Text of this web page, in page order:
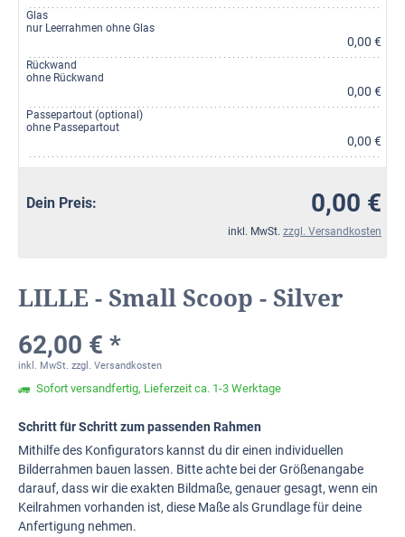
Glas
nur Leerrahmen ohne Glas
0,00 €
Rückwand
ohne Rückwand
0,00 €
Passepartout (optional)
ohne Passepartout
0,00 €
Dein Preis: 0,00 €
inkl. MwSt. zzgl. Versandkosten
LILLE - Small Scoop - Silver
62,00 € *
inkl. MwSt. zzgl. Versandkosten
Sofort versandfertig, Lieferzeit ca. 1-3 Werktage
Schritt für Schritt zum passenden Rahmen
Mithilfe des Konfigurators kannst du dir einen individuellen
Bilderrahmen bauen lassen. Bitte achte bei der Größenangabe
darauf, dass wir die exakten Bildmaße, genauer gesagt, wenn ein
Keilrahmen vorhanden ist, diese Maße als Grundlage für deine
Anfertigung nehmen.